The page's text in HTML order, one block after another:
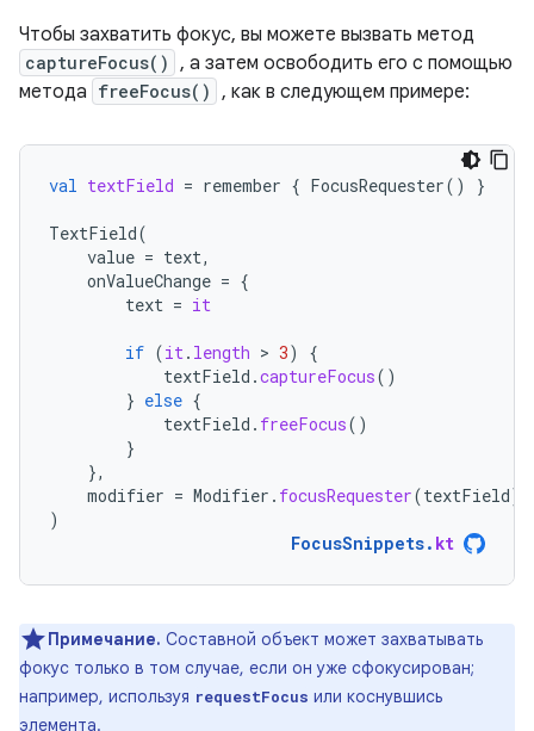
Чтобы захватить фокус, вы можете вызвать метод
captureFocus() , а затем освободить его с помощью
метода freeFocus() , как в следующем примере:
val textField = remember { FocusRequester() }
TextField(
value = text,
onValueChange = {
text = it
if (it. length > 3)
{
textField .captureFocus()
} else {
textField . freeFocus()
}
},
modifier = Modifier . focusRequester(textField)
)
FocusSnippets. kt
Примечание. Составной объект может захватывать
фокус только в том случае, если он уже сфокусирован;
например, используя requestFocus или коснувшись
элемента.